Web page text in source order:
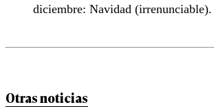
diciembre: Navidad (irrenunciable).
Otras noticias